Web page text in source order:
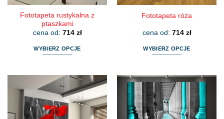
Fototapeta rustykalna z
ptaszkami
cena od: 714 zł
WYBIERZ OPCJE
ma
wiele
wariantów.
Opcje
Fototapeta róża
cena od: 714 zł
WYBIERZ OPCJE
ma
wiele
wariantów.
Opcje